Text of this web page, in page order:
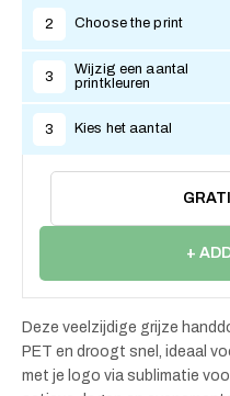
2 Choose the print
3
Wijzig een aantal
printkleuren
3 Kies het aantal
+
Deze veelzijdige grijze
PET en droogt snel, ideaal
met je logo via sublimatie